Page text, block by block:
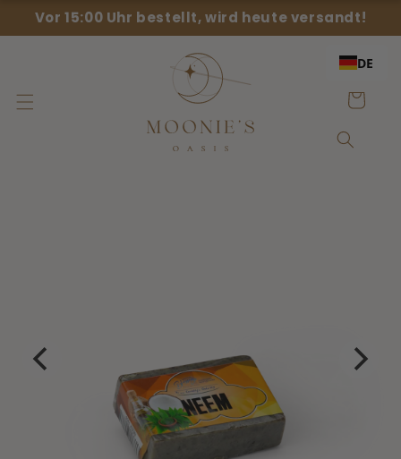
zum
Inhalt
Vor 15:00 Uhr bestellt, wird heute versandt!
DE
{{currency}}{{discount}} undefined